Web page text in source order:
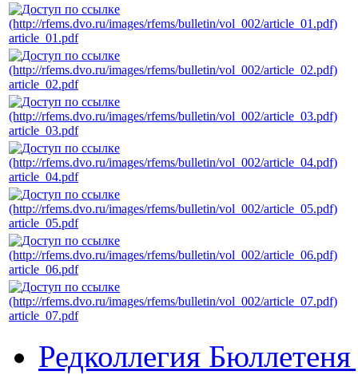
article_01.pdf
article_02.pdf
article_03.pdf
article_04.pdf
article_05.pdf
article_06.pdf
article_07.pdf
Редколлегия